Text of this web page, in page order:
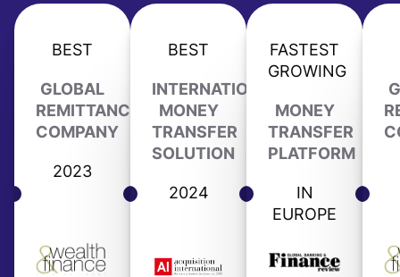
BEST
GLOBAL
REMITTANCE
COMPANY
2023
BEST
INTERNATIONAL
MONEY
TRANSFER
SOLUTION
2024
FASTEST
GROWING
MONEY
TRANSFER
PLATFORM
IN
EUROPE